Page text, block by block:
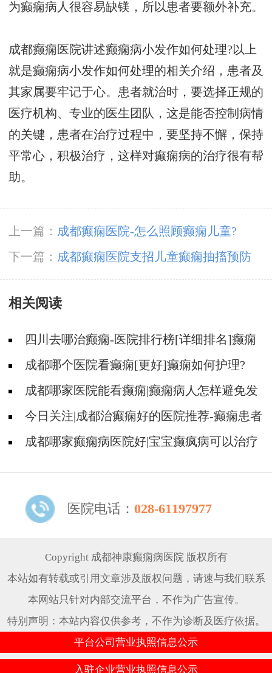
为癫痫病人很容易缺镁，所以患者要额外补充。
成都癫痫医院讲述癫痫病小发作如何处理?以上
就是癫痫病小发作如何处理的相关介绍，患者及
其家属要牢记于心。患者就治时，要选择正规的
医疗机构、专业的医生团队，这是能否控制病情
的关键，患者在治疗过程中，要坚持不懈，保持
平常心，积极治疗，这样对癫痫病的治疗很有帮
助。
上一篇： 成都癫痫医院-怎么照顾癫痫儿童?
下一篇： 成都癫痫医院支招儿童癫痫抽搐预防
相关阅读
四川去哪治癫痫-医院排行榜[详细排名]癫痫
治疗怎么治比较好?
成都哪个医院看癫痫[更好]癫痫如何护理?
成都哪家医院能看癫痫|癫痫病人怎样避免发
病?今日关注|成都治癫痫好的医院推荐-癫痫患者
怎样正确用药?
成都哪家癫痫病医院好|宝宝癫疯病可以治疗
医院电话： 028-61197977
Copyright 成都神康癫痫病医院 版权所有
本站如有转载或引用文章涉及版权问题，请速与我们联系
本网站只针对内部交流平台，不作为广告宣传。
特别声明：本站内容仅供参考，不作为诊断及医疗依据。
平台公司营业执照信息公示
入驻企业营业执照信息公示